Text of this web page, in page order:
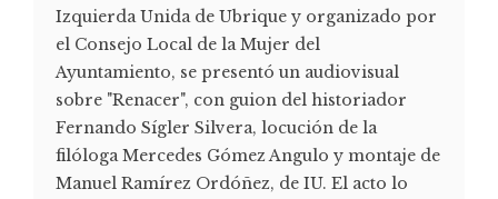
Izquierda Unida de Ubrique y organizado por
el Consejo Local de la Mujer del
Ayuntamiento, se presentó un audiovisual
sobre "Renacer", con guion del historiador
Fernando Sígler Silvera, locución de la
filóloga Mercedes Gómez Angulo y montaje de
Manuel Ramírez Ordóñez, de IU. El acto lo